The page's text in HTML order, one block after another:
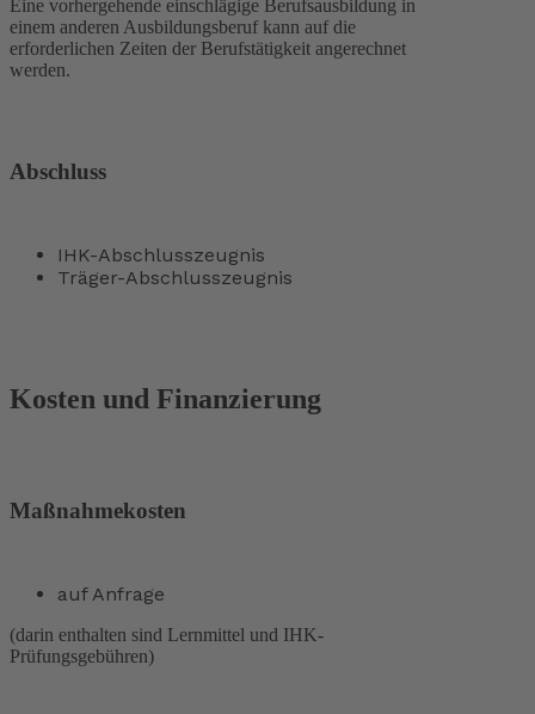
Eine vorhergehende einschlägige Berufsausbildung in
einem anderen Ausbildungsberuf kann auf die
erforderlichen Zeiten der Berufstätigkeit angerechnet
werden.
Abschluss
IHK-Abschlusszeugnis
Träger-Abschlusszeugnis
Kosten und Finanzierung
Maßnahmekosten
auf Anfrage
(darin enthalten sind Lernmittel und IHK-
Prüfungsgebühren)